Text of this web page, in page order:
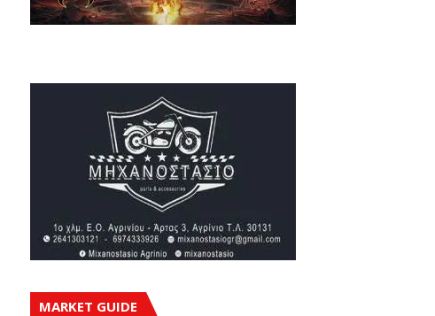
MARKET GUIDE